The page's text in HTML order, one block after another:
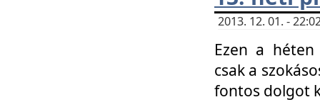
2013. 12. 01. -
Ezen a
csak a
fontos dolgot